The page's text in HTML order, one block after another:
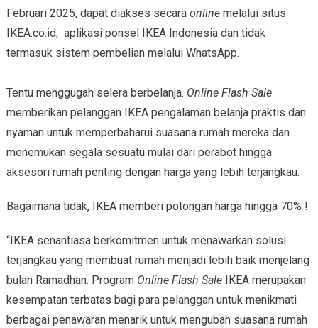
Februari 2025, dapat diakses secara online melalui situs
IKEA.co.id, aplikasi ponsel IKEA Indonesia dan tidak
termasuk sistem pembelian melalui WhatsApp.
Tentu menggugah selera berbelanja. Online Flash Sale
memberikan pelanggan IKEA pengalaman belanja praktis dan
nyaman untuk memperbaharui suasana rumah mereka dan
menemukan segala sesuatu mulai dari perabot hingga
aksesori rumah penting dengan harga yang lebih terjangkau.
Bagaimana tidak, IKEA memberi potongan harga hingga 70% !
“IKEA senantiasa berkomitmen untuk menawarkan solusi
terjangkau yang membuat rumah menjadi lebih baik menjelang
bulan Ramadhan. Program Online Flash SaleIKEA merupakan
kesempatan terbatas bagi para pelanggan untuk menikmati
berbagai penawaran menarik untuk mengubah suasana rumah